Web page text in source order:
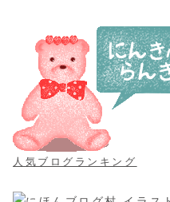
人気ブログランキング